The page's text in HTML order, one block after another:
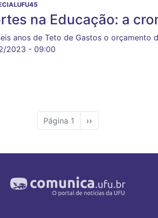
na Educação: a
anos de Teto de Gastos o orçamento
2023 - 09:00
Página 1
Próxima
página
››